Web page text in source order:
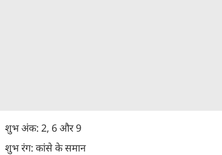
शुभ अंक: 2, 6 और 9
शुभ रंग: कांसे के समान